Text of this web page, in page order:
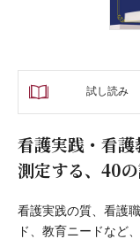
試し読み
看護実践・看
測定する、40
看護実践の質、看護
ド、教育ニードなど